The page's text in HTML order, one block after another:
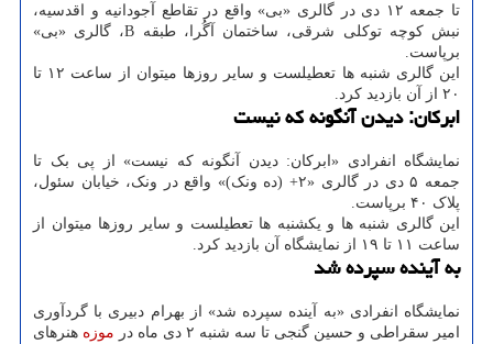
تا جمعه ۱۲ دی در گالری «بی» واقع در تقاطع آجودانیه و اقدسیه،
نبش کوچه توکلی شرقی، ساختمان آگُرا، طبقه B، گالری «بی»
برپاست.
این گالری شنبه ها تعطیلست و سایر روزها میتوان از ساعت ۱۲ تا
۲۰ از آن بازدید کرد.
ابرکان: دیدن آنگونه که نیست
نمایشگاه انفرادی «ابرکان: دیدن آنگونه که نیست» از پی بک تا
جمعه ۵ دی در گالری «۲+ (ده ونک)» واقع در ونک، خیابان سئول،
پلاک ۴۰ برپاست.
این گالری شنبه ها و یکشنبه ها تعطیلست و سایر روزها میتوان از
ساعت ۱۱ تا ۱۹ از نمایشگاه آن بازدید کرد.
به آینده سپرده شد
نمایشگاه انفرادی «به آینده سپرده شد» از بهرام دبیری با گردآوری
امیر سقراطی و حسین گنجی تا سه شنبه ۲ دی ماه در
موزه هنرهای